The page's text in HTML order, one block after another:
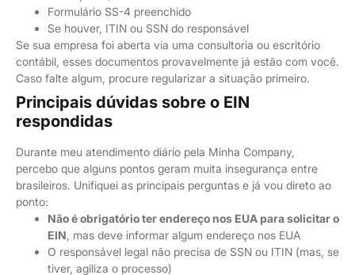
Formulário SS-4 preenchido
Se houver, ITIN ou SSN do responsável
Se sua empresa foi aberta via uma consultoria ou escritório
contábil, esses documentos provavelmente já estão com você.
Caso falte algum, procure regularizar a situação primeiro.
Principais dúvidas sobre o EIN
respondidas
Durante meu atendimento diário pela Minha Company,
percebo que alguns pontos geram muita insegurança entre
brasileiros. Unifiquei as principais perguntas e já vou direto ao
ponto:
Não é obrigatório ter endereço nos EUA para solicitar o
EIN , mas deve informar algum endereço nos EUA
O responsável legal não precisa de SSN ou ITIN (mas, se
tiver, agiliza o processo)